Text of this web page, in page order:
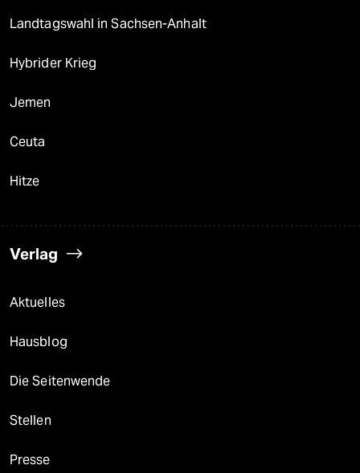
Landtagswahl in Sachsen-Anhalt
Hybrider Krieg
Jemen
Ceuta
Hitze
Verlag
Aktuelles
Hausblog
Die Seitenwende
Stellen
Presse